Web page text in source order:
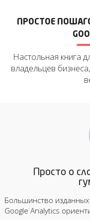
ПРОСТОЕ
Настольная книга
владельцев
Просто о
Большинство
Google Analytics